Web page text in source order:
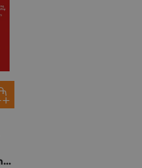
Seven Deadly Sins. The Biology of Being Human